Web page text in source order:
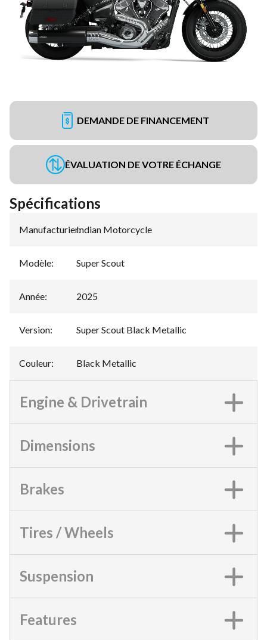
DEMANDE DE FINANCEMENT
ÉVALUATION DE VOTRE ÉCHANGE
Spécifications
Manufacturier:
Indian Motorcycle
Modèle: Super Scout
Année: 2025
Version: Super Scout Black Metallic
Couleur: Black Metallic
Engine & Drivetrain
Dimensions
Brakes
Tires / Wheels
Suspension
Features